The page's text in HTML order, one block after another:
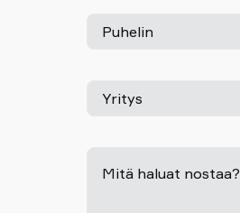
Puhelin
Yritys
Mitä haluat nostaa?